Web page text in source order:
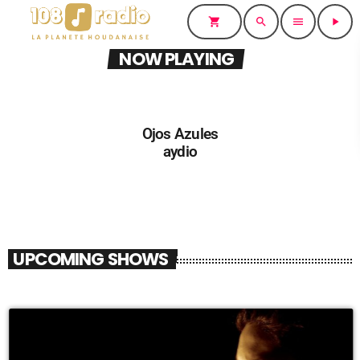
shopping_cart search menu play_arrow
NOW PLAYING
Ojos Azules
aydio
UPCOMING SHOWS